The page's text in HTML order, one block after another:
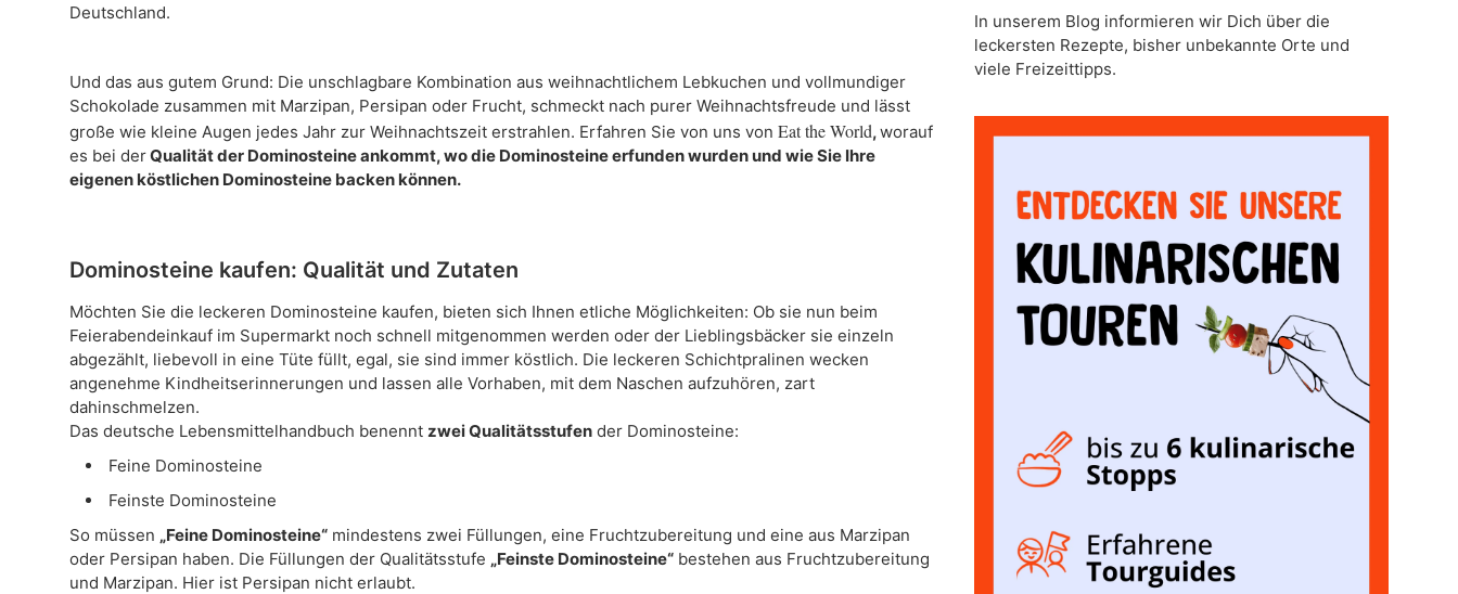
Deutschland.
Und das aus gutem Grund: Die unschlagbare Kombination aus weihnachtlichem Lebkuchen und vollmundiger
Schokolade zusammen mit Marzipan, Persipan oder Frucht, schmeckt nach purer Weihnachtsfreude und lässt
große wie kleine Augen jedes Jahr zur Weihnachtszeit erstrahlen. Erfahren Sie von uns von Eat the World,worauf
es bei derQualität der Dominosteine ankommt, wo die Dominosteine erfunden wurden und wie Sie Ihre
eigenen köstlichen Dominosteine backen können.
Dominosteine kaufen: Qualität und Zutaten
Möchten Sie die leckeren Dominosteine kaufen, bieten sich Ihnen etliche Möglichkeiten: Ob sie nun beim
Feierabendeinkauf im Supermarkt noch schnell mitgenommen werden oder der Lieblingsbäcker sie einzeln
abgezählt, liebevoll in eine Tüte füllt, egal, sie sind immer köstlich. Die leckeren Schichtpralinen wecken
angenehme Kindheitserinnerungen und lassen alle Vorhaben, mit dem Naschen aufzuhören, zart
dahinschmelzen.
Das deutsche Lebensmittelhandbuch benennt zwei Qualitätsstufen der Dominosteine:
Feine Dominosteine
Feinste Dominosteine
So müssen „Feine Dominosteine“ mindestens zwei Füllungen, eine Fruchtzubereitung und eine aus Marzipan
oder Persipan haben. Die Füllungen der Qualitätsstufe „Feinste Dominosteine“ bestehen aus Fruchtzubereitung
und Marzipan. Hier ist Persipan nicht erlaubt.
In unserem Blog informieren wir Dich über die
leckersten Rezepte, bisher unbekannte Orte und
viele Freizeittipps.